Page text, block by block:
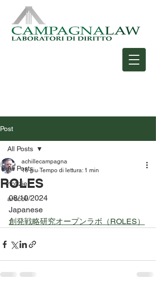
Post
All Posts
notizie
articoli
All Posts
ROLES
achillecampagna
16 giu Tempo di lettura: 1 min
08/10/2024
Japanese
創発戦略研究オープンラボ（ROLES）